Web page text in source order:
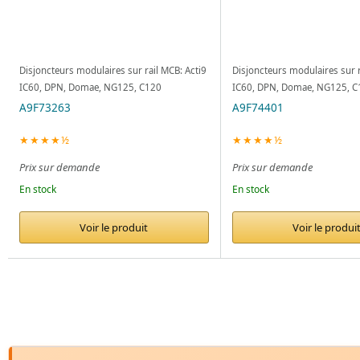
Disjoncteurs modulaires sur rail MCB: Acti9
IC60, DPN, Domae, NG125, C120
A9F73263
★★★★½
Prix sur demande
En stock
Voir le produit
Disjoncteurs modulaires sur
IC60, DPN, Domae, NG125,
A9F74401
★★★★½
Prix sur demande
En stock
Voir le